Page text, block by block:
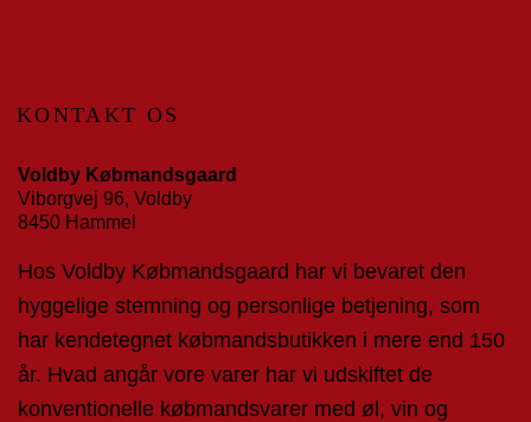
KONTAKT OS
Voldby Købmandsgaard
Viborgvej 96, Voldby
8450 Hammel
Hos Voldby Købmandsgaard har vi bevaret den
hyggelige stemning og personlige betjening, som
har kendetegnet købmandsbutikken i mere end 150
år. Hvad angår vore varer har vi udskiftet de
konventionelle købmandsvarer med øl, vin og